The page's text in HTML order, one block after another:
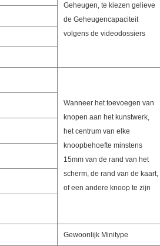
Geheugen, te kiezen gelieve
de Geheugencapaciteit
volgens de videodossiers
Wanneer het toevoegen van
knopen aan het kunstwerk,
het centrum van elke
knoopbehoefte minstens
15mm van de rand van het
scherm, de rand van de kaart,
of een andere knoop te zijn
Gewoonlijk Minitype